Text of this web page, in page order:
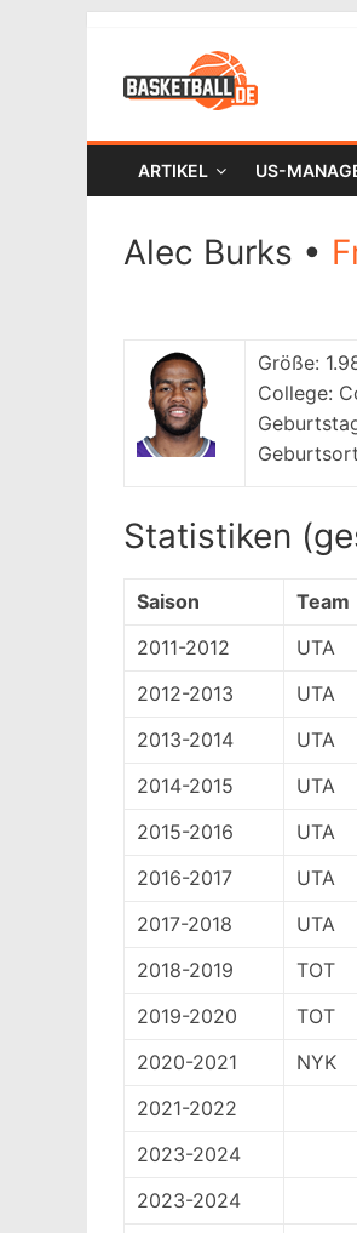
ARTIKEL US-
Alec Burks •
Größe:
College:
Statistiken
Saison Team
2011-2012
UTA
2012-2013
UTA
2013-2014
UTA
2014-2015
UTA
2015-2016
UTA
2016-2017
UTA
2017-2018
UTA
2018-2019
TOT
2019-2020
TOT
2020-2021
NYK
2021-2022
2023-2024
2023-2024